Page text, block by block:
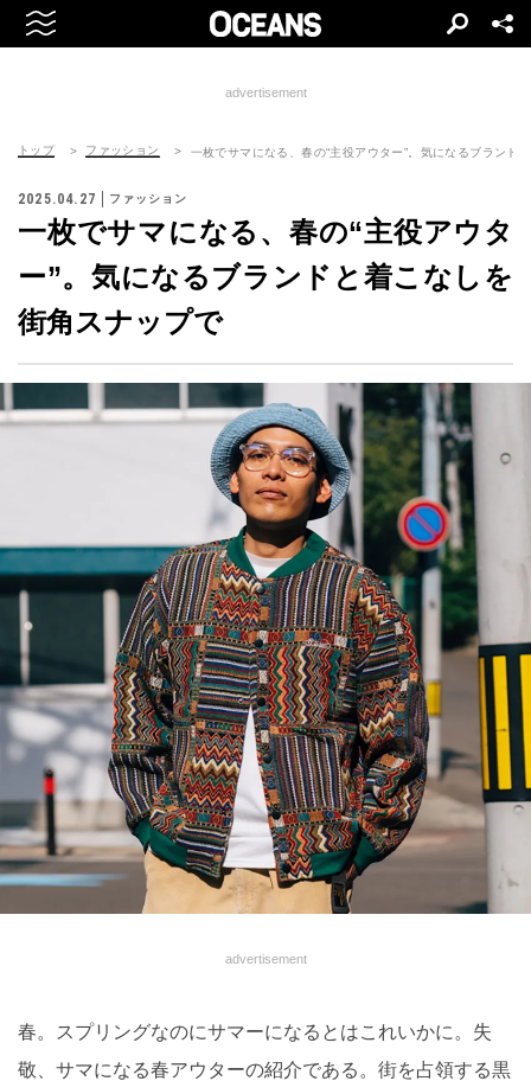
advertisement
トップ ファッション 一枚でサマになる、春の“主役アウター”。気になるブランド
2025.04.27 ファッション
一枚でサマになる、春の“主役アウタ
ー”。気になるブランドと着こなしを
街角スナップで
advertisement
春。スプリングなのにサマーになるとはこれいかに。失
敬、サマになる春アウターの紹介である。街を占領する黒